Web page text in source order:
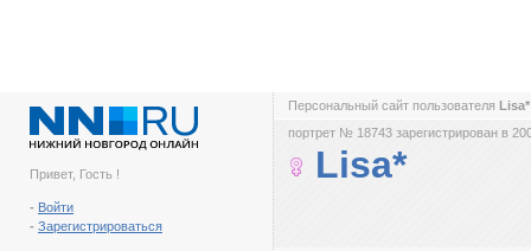
Привет, Гость !
- Войти
- Зарегистрироваться
Персональный сайт пользователя
портрет № 18743 зарегистрирован в
Lisa*